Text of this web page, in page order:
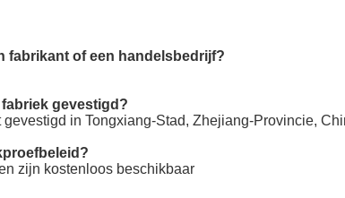
fabrikant of een handelsbedrijf?
gevestigd?
gevestigd in Tongxiang-Stad, Zhejiang-Provincie,
zijn kostenloos beschikbaar